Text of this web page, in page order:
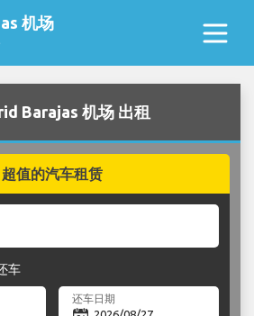
机场
Barajas 机场 出租
超值的汽车租赁
车
还车日期